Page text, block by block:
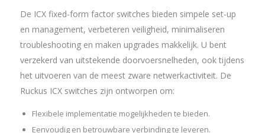
De ICX fixed-form factor switches bieden simpele set-up
en management, verbeteren veiligheid, minimaliseren
troubleshooting en maken upgrades makkelijk. U bent
verzekerd van uitstekende doorvoersnelheden, ook tijdens
het uitvoeren van de meest zware netwerkactiviteit. De
Ruckus ICX switches zijn ontworpen om:
Flexibele implementatie mogelijkheden te bieden.
Eenvoudig en betrouwbare verbinding te leveren.